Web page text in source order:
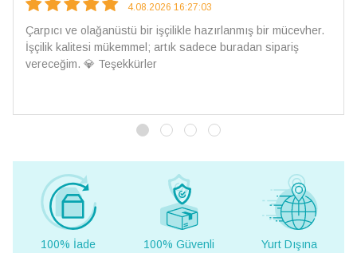
4.08.2026 16:27:03
Çarpıcı ve olağanüstü bir işçilikle hazırlanmış bir mücevher.
İşçilik kalitesi mükemmel; artık sadece buradan sipariş
vereceğim. 💎 Teşekkürler
100% İade
100% Güvenli
Yurt Dışına